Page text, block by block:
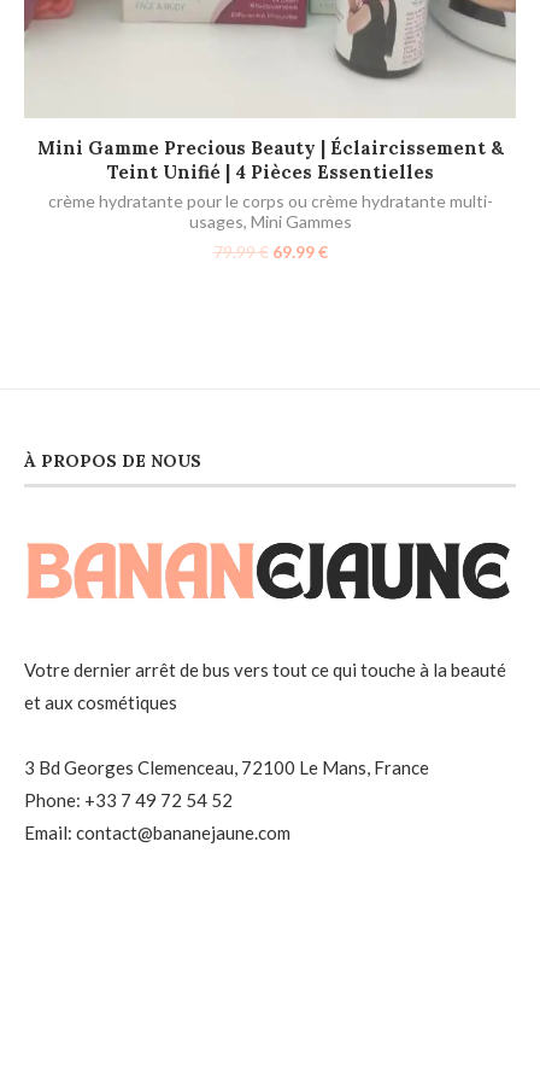
AJOUTER AU PANIER
Mini Gamme Precious Beauty | Éclaircissement &
Teint Unifié | 4 Pièces Essentielles
crème hydratante pour le corps ou crème hydratante multi-
usages, Mini Gammes
79.99€ 69.99€
À PROPOS DE NOUS
Votre dernier arrêt de bus vers tout ce qui touche à la beauté
et aux cosmétiques
3 Bd Georges Clemenceau, 72100 Le Mans, France
Phone: +33 7 49 72 54 52
Email: contact@bananejaune.com